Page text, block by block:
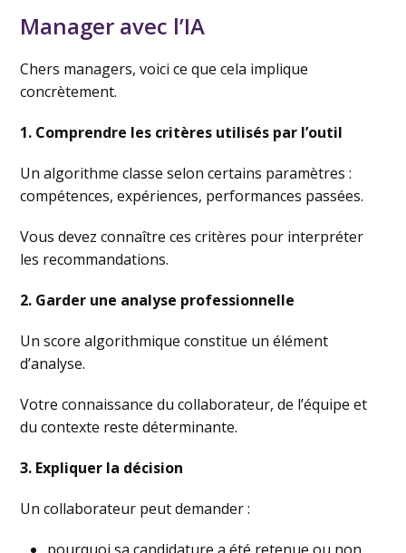
Manager avec l’IA
Chers managers, voici ce que cela implique
concrètement.
1. Comprendre les critères utilisés par l’outil
Un algorithme classe selon certains paramètres :
compétences, expériences, performances passées.
Vous devez connaître ces critères pour interpréter
les recommandations.
2. Garder une analyse professionnelle
Un score algorithmique constitue un élément
d’analyse.
Votre connaissance du collaborateur, de l’équipe et
du contexte reste déterminante.
3. Expliquer la décision
Un collaborateur peut demander :